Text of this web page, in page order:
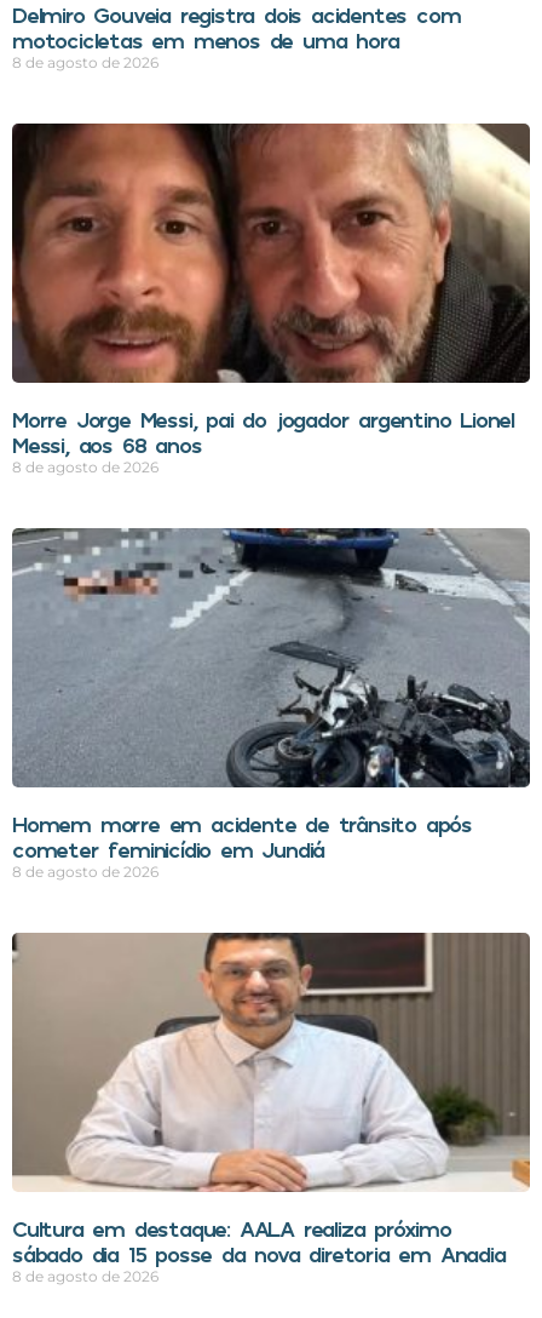
Delmiro Gouveia registra dois acidentes com
motocicletas em menos de uma hora
8 de agosto de 2026
Morre Jorge Messi, pai do jogador argentino Lionel
Messi, aos 68 anos
8 de agosto de 2026
Homem morre em acidente de trânsito após
cometer feminicídio em Jundiá
8 de agosto de 2026
Cultura em destaque: AALA realiza próximo
sábado dia 15 posse da nova diretoria em Anadia
8 de agosto de 2026